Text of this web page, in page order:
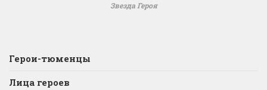
Звезда Героя
Герои-тюменцы
Лица героев